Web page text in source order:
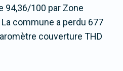
94,36/100 par Zone
La commune a perdu 677
couverture THD